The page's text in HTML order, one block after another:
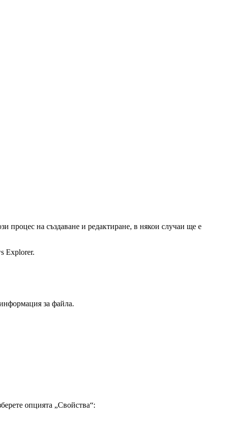
процес на създаване и редактиране, в някои случаи ще е
Explorer.
за файла.
опцията „Свойства“: